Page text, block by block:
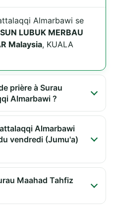
Almarbawi se
LUBUK MERBAU
Malaysia, KUALA
prière à Surau
Almarbawi ?
Almarbawi
vendredi (Jumu'a)
Maahad Tahfiz